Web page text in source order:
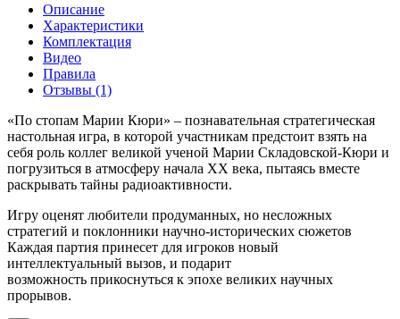
Описание
Характеристики
Комплектация
Видео
Правила
Отзывы (1)
«По стопам Марии Кюри» – познавательная стратегическая
настольная игра, в которой участникам предстоит взять на
себя роль коллег великой ученой Марии Складовской-Кюри и
погрузиться в атмосферу начала XX века, пытаясь вместе
раскрывать тайны радиоактивности.
Игру оценят любители продуманных, но несложных
стратегий и поклонники научно-исторических сюжетов
Каждая партия принесет для игроков новый
интеллектуальный вызов, и подарит
возможность прикоснуться к эпохе великих научных
прорывов.